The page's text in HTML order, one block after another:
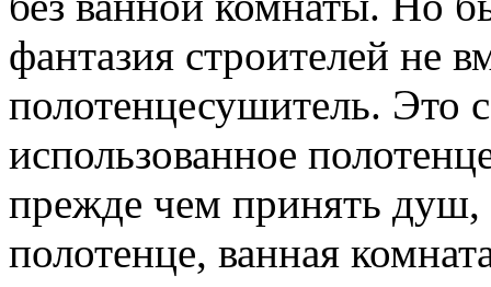
фантазия строителей не
полотенцесушитель. Это
использованное
прежде чем принять
полотенце, ванная